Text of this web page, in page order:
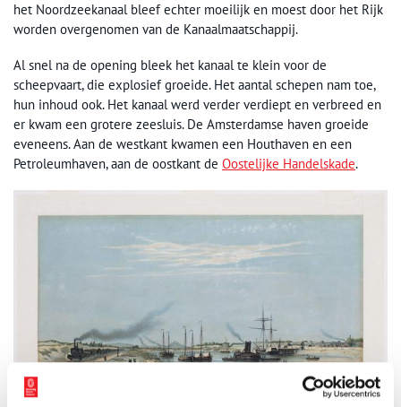
het Noordzeekanaal bleef echter moeilijk en moest door het Rijk
worden overgenomen van de Kanaalmaatschappij.
Al snel na de opening bleek het kanaal te klein voor de
scheepvaart, die explosief groeide. Het aantal schepen nam toe,
hun inhoud ook. Het kanaal werd verder verdiept en verbreed en
er kwam een grotere zeesluis. De Amsterdamse haven groeide
eveneens. Aan de westkant kwamen een Houthaven en een
Petroleumhaven, aan de oostkant de Oostelijke Handelskade.